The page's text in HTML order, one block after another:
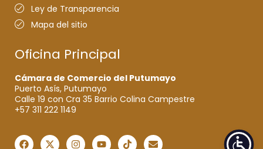
Ley de Transparencia
Mapa del sitio
Oficina Principal
Cámara de Comercio del Putumayo
Puerto Asís, Putumayo
Calle 19 con Cra 35 Barrio Colina Campestre
+57 311 222 1149